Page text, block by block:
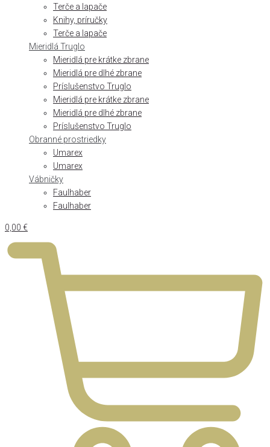
Terče a lapače
Knihy, príručky
Terče a lapače
Mieridlá Truglo
Mieridlá pre krátke zbrane
Mieridlá pre dlhé zbrane
Príslušenstvo Truglo
Mieridlá pre krátke zbrane
Mieridlá pre dlhé zbrane
Príslušenstvo Truglo
Obranné prostriedky
Umarex
Umarex
Vábničky
Faulhaber
Faulhaber
0,00 €